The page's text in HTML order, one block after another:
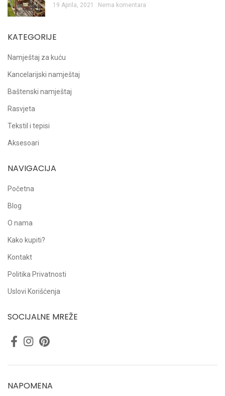
19 Aprila, 2021 Nema komentara
KATEGORIJE
Namještaj za kuću
Kancelarijski namještaj
Baštenski namještaj
Rasvjeta
Tekstil i tepisi
Aksesoari
NAVIGACIJA
Početna
Blog
O nama
Kako kupiti?
Kontakt
Politika Privatnosti
Uslovi Korišćenja
SOCIJALNE MREŽE
NAPOMENA